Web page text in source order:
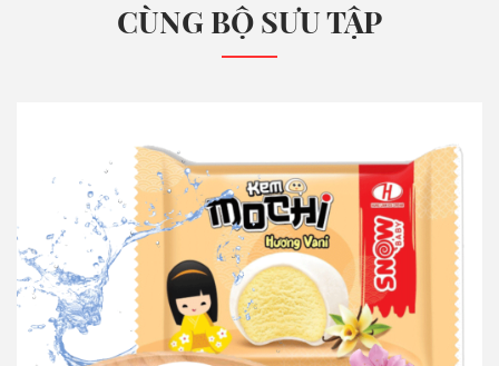
CÙNG BỘ SƯU TẬP